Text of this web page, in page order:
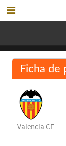
Ficha de
Valencia CF